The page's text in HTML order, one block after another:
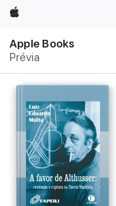
Apple
Apple Books
Prévia
Nav
Abrir
menu